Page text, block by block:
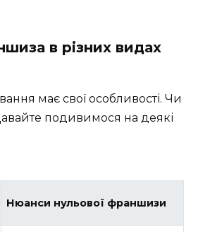
в різних видах
має свої особливості. Чи
подивимося на деякі
Нюанси нульової франшизи